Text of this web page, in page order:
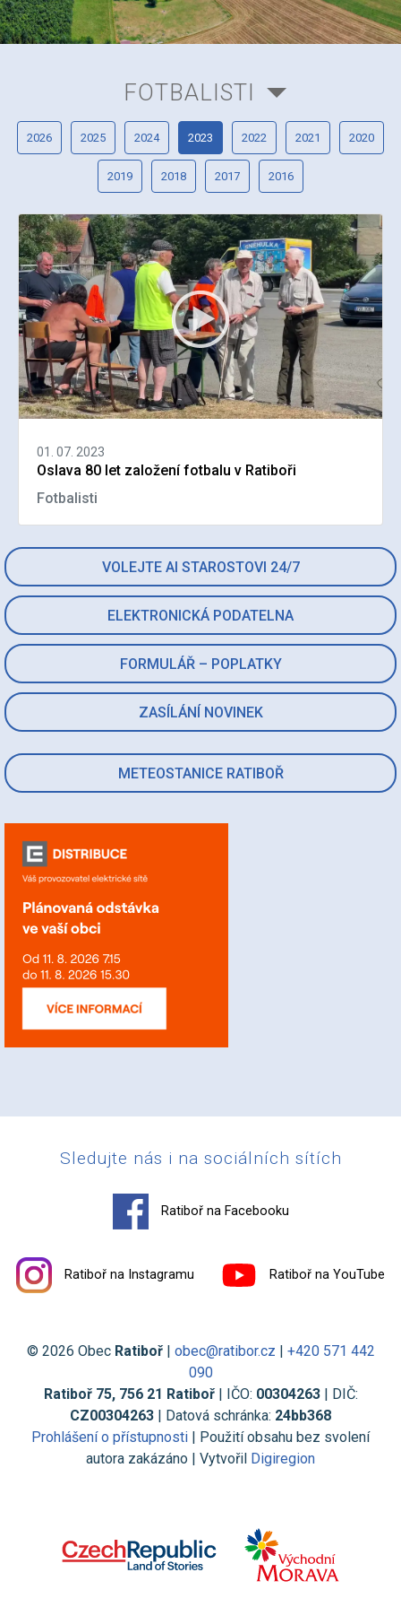
VOLEJTE AI STAROSTOVI 24/7
ELEKTRONICKÁ PODATELNA
FORMULÁŘ – POPLATKY
ZASÍLÁNÍ NOVINEK
METEOSTANICE RATIBOŘ
FOTBALISTI
2026 2025 2024 2023 2022 2021 2020
2019 2018 2017 2016
01. 07. 2023
Oslava 80 let založení fotbalu v Ratiboři
Fotbalisti
Sledujte nás i na sociálních sítích
Ratiboř na Facebooku
Ratiboř na Instagramu Ratiboř na YouTube
© 2026 Obec Ratiboř| obec@ratibor.cz
+420 571 442
090
Ratiboř 75, 756 21 Ratiboř| IČO: 00304263| DIČ:
CZ00304263 | Datová schránka: 24bb368
Prohlášení o přístupnosti | Použití obsahu bez svolení
autora zakázáno | Vytvořil Digiregion